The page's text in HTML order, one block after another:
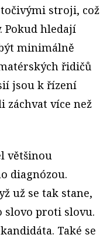
točivými stroji, což
Pokud hledají
minimálně
řidičů
jsou k řízení
záchvat více než
většinou
diagnózou.
už se tak stane,
slovo proti slovu.
Také se